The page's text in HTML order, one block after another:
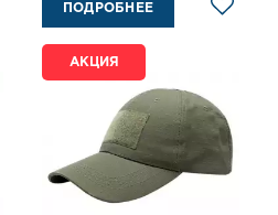
ПОДРОБНЕЕ
АКЦИЯ